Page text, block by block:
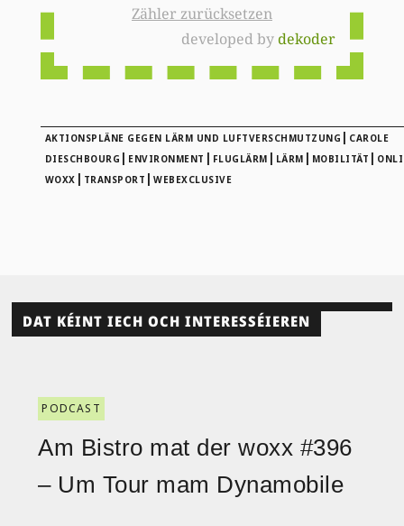
Zähler zurücksetzen
developed bydekoder
AKTIONSPLÄNE GEGEN LÄRM UND LUFTVERSCHMUTZUNG | CAROLE
DIESCHBOURG | ENVIRONMENT | FLUGLÄRM | LÄRM | MOBILITÄT |
WOXX | TRANSPORT |WEBEXCLUSIVE
DAT KÉINT IECH OCH INTERESSÉIEREN
PODCAST
Am Bistro mat der woxx #396
– Um Tour mam Dynamobile